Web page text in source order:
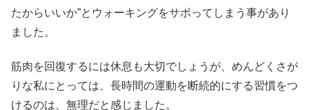
たからいいか”とウォーキングをサボってしまう事があり
ました。
筋肉を回復するには休息も大切でしょうが、めんどくさが
りな私にとっては、長時間の運動を断続的にする習慣をつ
けるのは、無理だと感じました。